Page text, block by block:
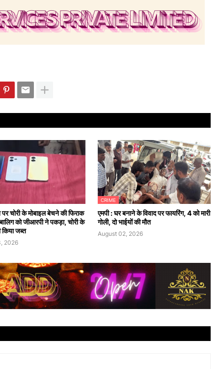
चोरी के मोबाइल बेचने की फिराक
को जीआरपी ने पकड़ा, चोरी के
किया जब्त
2026
CRIME
एमपी : घर बनाने के विवाद पर फायरिंग, 4 को मारी
गोली, दो भाईयों की मौत
August 02, 2026